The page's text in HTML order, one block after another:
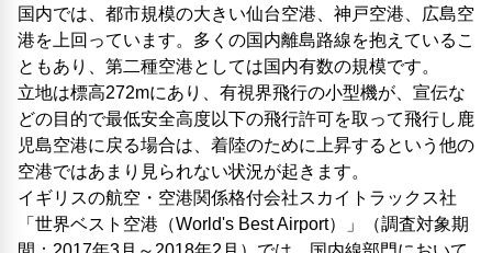
国内では、都市規模の大きい仙台空港、神戸空港、広島空
港を上回っています。多くの国内離島路線を抱えているこ
ともあり、第二種空港としては国内有数の規模です。
立地は標高272mにあり、有視界飛行の小型機が、宣伝な
どの目的で最低安全高度以下の飛行許可を取って飛行し鹿
児島空港に戻る場合は、着陸のために上昇するという他の
空港ではあまり見られない状況が起きます。
イギリスの航空・空港関係格付会社スカイトラックス社
「世界ベスト空港（World's Best Airport）」（調査対象期